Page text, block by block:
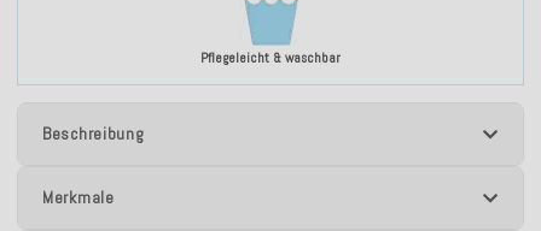
Pflegeleicht & waschbar
Beschreibung
Merkmale